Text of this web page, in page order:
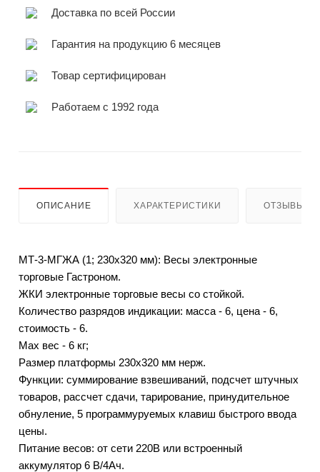
Доставка по всей России
Гарантия на продукцию 6 месяцев
Товар сертифицирован
Работаем с 1992 года
ОПИСАНИЕ ХАРАКТЕРИСТИКИ ОТЗЫВЫ
МТ-3-МГЖА (1; 230х320 мм): Весы электронные
торговые Гастроном.
ЖКИ электронные торговые весы со стойкой.
Количество разрядов индикации: масса - 6, цена - 6,
стоимость - 6.
Max вес - 6 кг;
Размер платформы 230х320 мм нерж.
Функции: суммирование взвешиваний, подсчет штучных
товаров, рассчет сдачи, тарирование, принудительное
обнуление, 5 программуруемых клавиш быстрого ввода
цены.
Питание весов: от сети 220В или встроенный
аккумулятор 6 В/4Ач.